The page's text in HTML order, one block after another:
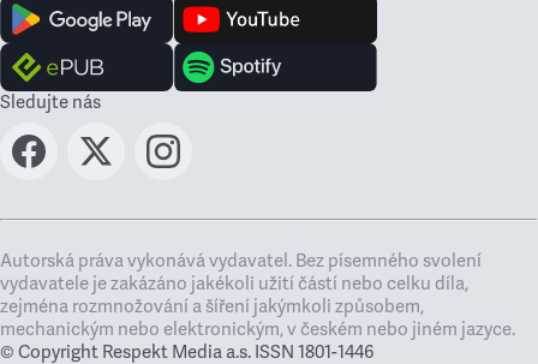
Sledujte nás
Autorská práva vykonává vydavatel. Bez písemného svolení
vydavatele je zakázáno jakékoli užití částí nebo celku díla,
zejména rozmnožování a šíření jakýmkoli způsobem,
mechanickým nebo elektronickým, v českém nebo jiném jazyce.
© Copyright Respekt Media a.s. ISSN 1801-1446